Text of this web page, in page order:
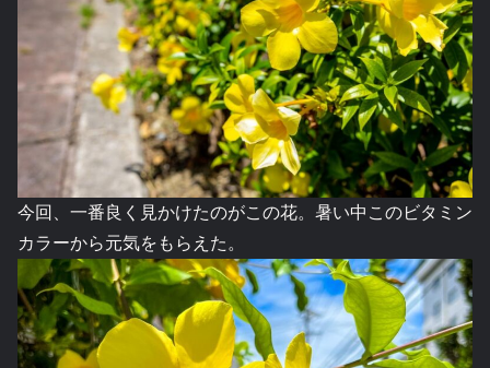
今回、一番良く見かけたのがこの花。暑い中このビタミン
カラーから元気をもらえた。